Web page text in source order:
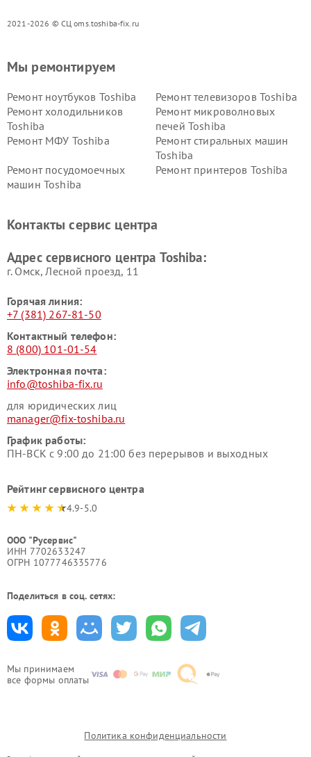
2021-2026 © СЦ oms.toshiba-fix.ru
Мы принимаем
все формы оплаты
Мы ремонтируем
Ремонт ноутбуков Toshiba
Ремонт телевизоров Toshiba
Ремонт холодильников
Toshiba
Ремонт микроволновых
печей Toshiba
Ремонт МФУ Toshiba
Ремонт стиральных машин
Toshiba
Ремонт посудомоечных
машин Toshiba
Ремонт принтеров Toshiba
Контакты сервис центра
Адрес сервисного центра Toshiba:
г. Омск, ​Лесной проезд, 11
Горячая линия:
+7 (381) 267-81-50
Контактный телефон:
8 (800) 101-01-54
Электронная почта:
info@toshiba-fix.ru
для юридических лиц
manager@fix-toshiba.ru
График работы:
ПН-ВСК с 9:00 до 21:00 без перерывов и выходных
Рейтинг сервисного центра
4.9-5.0
ООО "Русервис"
ИНН 7702633247
ОГРН 1077746335776
Поделиться в соц. сетях:
Политика конфиденциальности